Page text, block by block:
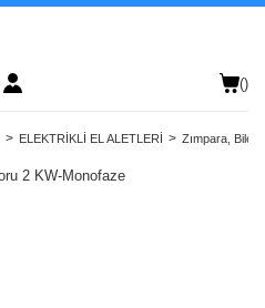
()
ELEKTRİKLİ EL ALETLERİ Zımpara,